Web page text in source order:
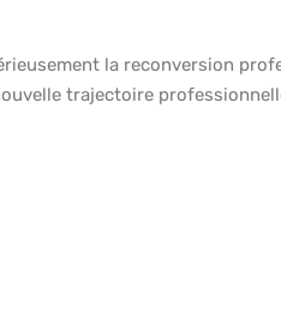
la reconversion
trajectoire